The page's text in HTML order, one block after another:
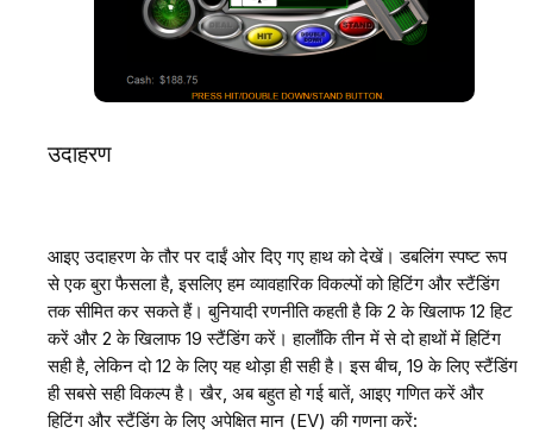
उदाहरण
आइए उदाहरण के तौर पर दाईं ओर दिए गए हाथ को देखें। डबलिंग स्पष्ट रूप
से एक बुरा फैसला है, इसलिए हम व्यावहारिक विकल्पों को हिटिंग और स्टैंडिंग
तक सीमित कर सकते हैं। बुनियादी रणनीति कहती है कि 2 के खिलाफ 12 हिट
करें और 2 के खिलाफ 19 स्टैंडिंग करें। हालाँकि तीन में से दो हाथों में हिटिंग
सही है, लेकिन दो 12 के लिए यह थोड़ा ही सही है। इस बीच, 19 के लिए स्टैंडिंग
ही सबसे सही विकल्प है। खैर, अब बहुत हो गई बातें, आइए गणित करें और
हिटिंग और स्टैंडिंग के लिए अपेक्षित मान (EV) की गणना करें: